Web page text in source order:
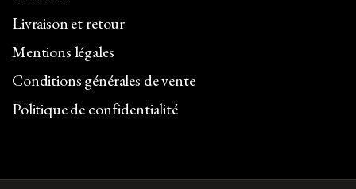
Livraison et retour
Mentions légales
Conditions générales de vente
Politique de confidentialité